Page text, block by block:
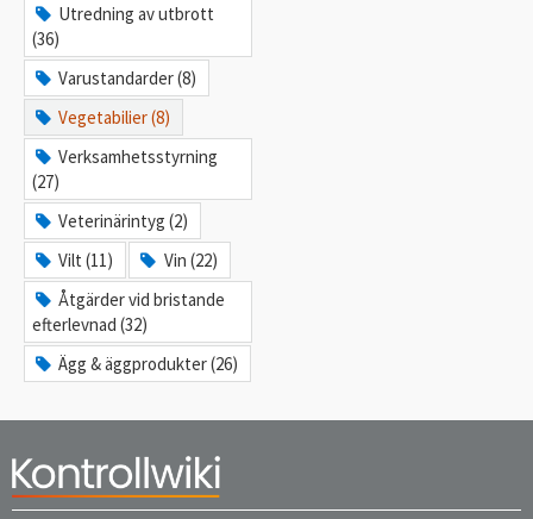
Utredning av utbrott
(36)
Varustandarder (8)
Vegetabilier (8)
Verksamhetsstyrning
(27)
Veterinärintyg (2)
Vilt (11)
Vin (22)
Åtgärder vid bristande
efterlevnad (32)
Ägg & äggprodukter (26)